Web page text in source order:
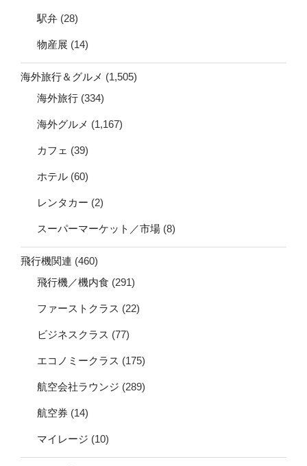
駅弁 (28)
物産展 (14)
海外旅行＆グルメ (1,505)
海外旅行 (334)
海外グルメ (1,167)
カフェ (39)
ホテル (60)
レンタカー (2)
スーパーマーケット／市場 (8)
飛行機関連 (460)
飛行機／機内食 (291)
ファーストクラス (22)
ビジネスクラス (77)
エコノミークラス (175)
航空会社ラウンジ (289)
航空券 (14)
マイレージ (10)